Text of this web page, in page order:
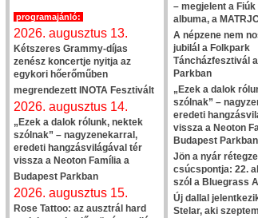
programajánló:
2026. augusztus 13.
Kétszeres Grammy-díjas
zenész koncertje nyitja az
egykori hőerőműben
megrendezett INOTA Fesztivált
2026. augusztus 14.
„Ezek a dalok rólunk, nektek
szólnak” – nagyzenekarral,
eredeti hangzásvilágával tér
vissza a Neoton Família a
Budapest Parkban
2026. augusztus 15.
Rose Tattoo: az ausztrál hard
– megjelent a
albuma, a
A népzene nem
jubilál a Folkpark
Táncházfesztivál
Parkban
„Ezek a dalok
szólnak” –
eredeti
vissza a Neoton
Budapest Parkban
Jön a nyár
csúcspontja: 22.
szól a Bluegrass
Új dallal
Stelar, aki